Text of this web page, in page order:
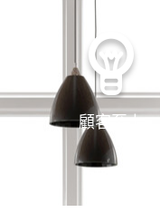
顧客至上